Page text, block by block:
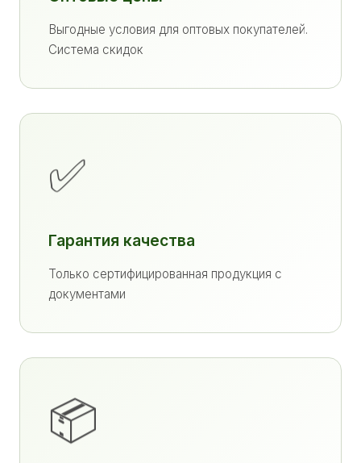
Выгодные условия для оптовых покупателей.
Система скидок
✅
Гарантия качества
Только сертифицированная продукция с
документами
📦